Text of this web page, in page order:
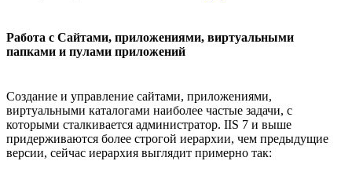
Работа с Сайтами, приложениями, виртуальными
папками и пулами приложений
Создание и управление сайтами, приложениями,
виртуальными каталогами наиболее частые задачи, с
которыми сталкивается администратор. IIS 7 и выше
придерживаются более строгой иерархии, чем предыдущие
версии, сейчас иерархия выглядит примерно так: